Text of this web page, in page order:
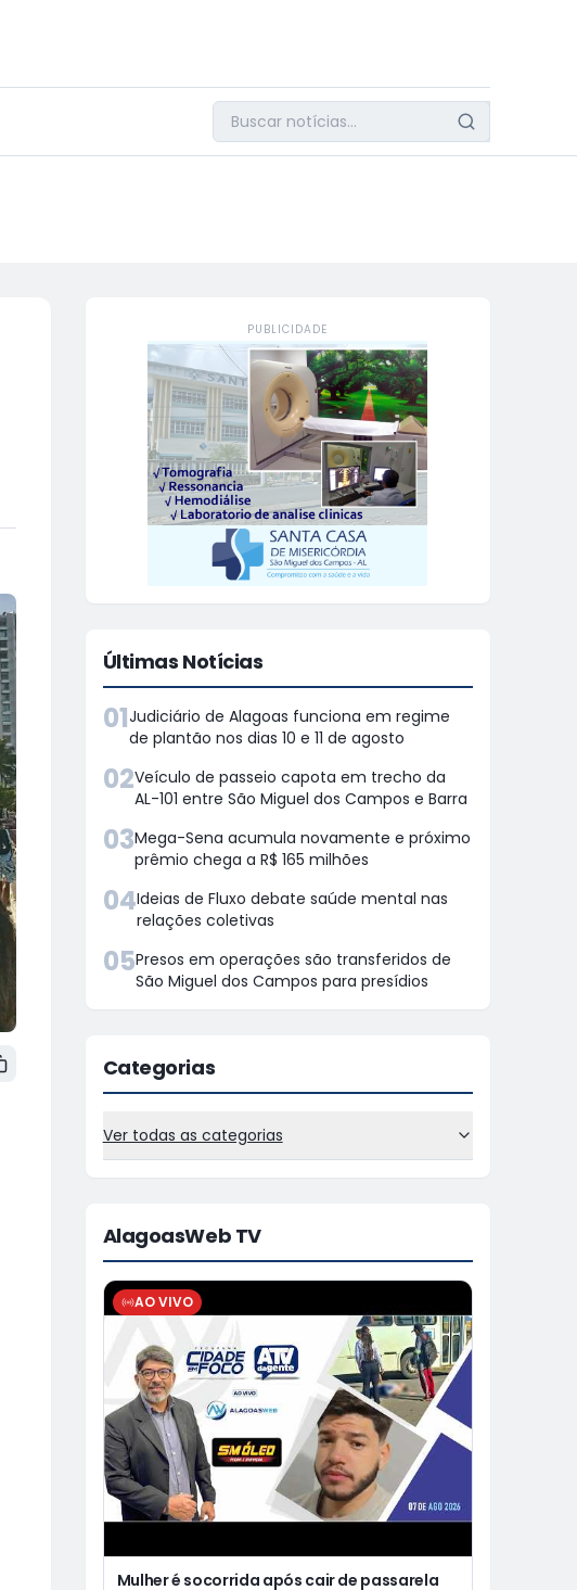
PUBLICIDADE
Últimas Notícias
01Judiciário de Alagoas funciona em regime
de plantão nos dias 10 e 11 de agosto
02Veículo de passeio capota em trecho da
AL-101 entre São Miguel dos Campos e Barra
03Mega-Sena acumula novamente e próximo
prêmio chega a R$ 165 milhões
04Ideias de Fluxo debate saúde mental nas
relações coletivas
05Presos em operações são transferidos de
São Miguel dos Campos para presídios
Categorias
Ver todas as categorias
AlagoasWeb TV
AO VIVO
Mulher é socorrida após cair de passarela